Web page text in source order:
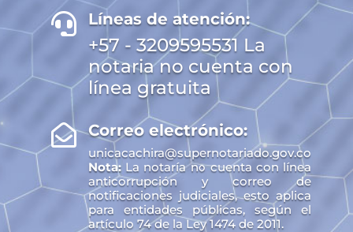
 Líneas de atención:
+57 - 3209595531 La
notaria no cuenta con
línea gratuita
 Correo electrónico:
unicacachira@supernotariado.gov.co
Nota: La notaría no cuenta con línea
anticorrupción y correo de
notificaciones judiciales, esto aplica
para entidades públicas, según el
artículo 74 de la Ley 1474 de 2011.